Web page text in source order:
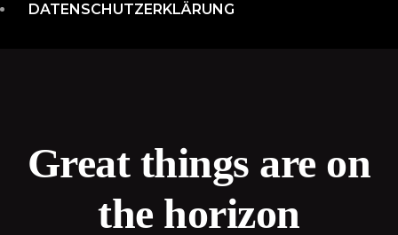
DATENSCHUTZERKLÄRUNG
Great things are on
the horizon